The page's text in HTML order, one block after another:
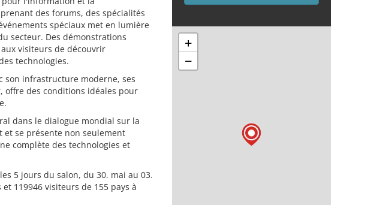
des forums, des spécialités
spéciaux met en lumière
secteur. Des démonstrations
visiteurs de découvrir
technologies.
son infrastructure moderne, ses
offre des conditions idéales pour
dans le dialogue mondial sur la
se présente non seulement
complète des technologies et
5 jours du salon, du 30. mai au 03.
119946 visiteurs de 155 pays à
+
−